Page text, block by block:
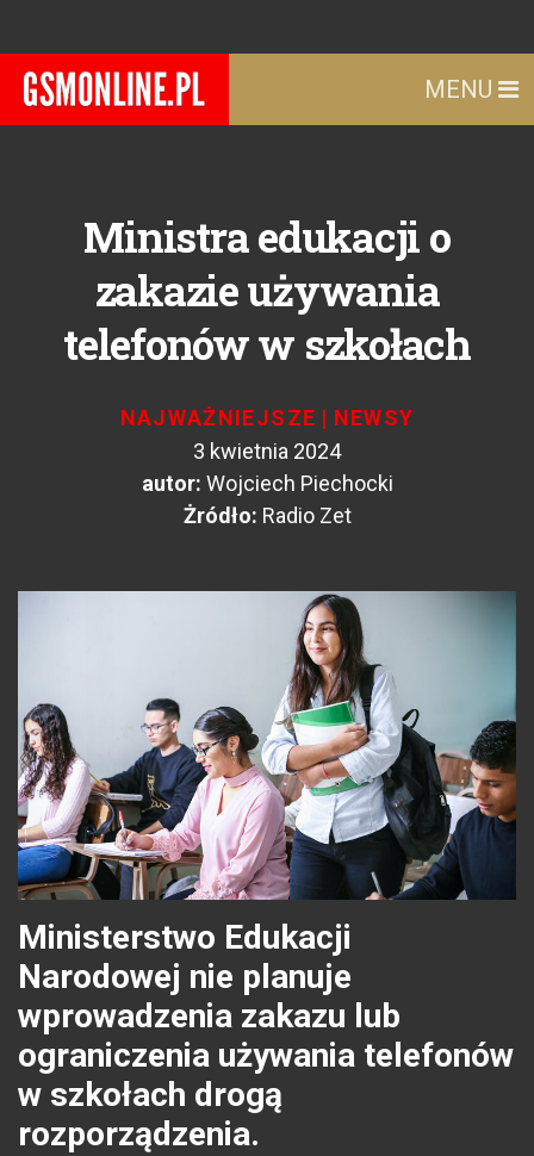
MENU
Ministra edukacji o
zakazie używania
telefonów w szkołach
NAJWAŻNIEJSZE | NEWSY
3 kwietnia 2024
autor: Wojciech Piechocki
Żródło: Radio Zet
Ministerstwo Edukacji
Narodowej nie planuje
wprowadzenia zakazu lub
ograniczenia używania telefonów
w szkołach drogą
rozporządzenia.